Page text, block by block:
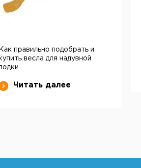
Как правильно подобрать и
весла для надувной
Читать далее